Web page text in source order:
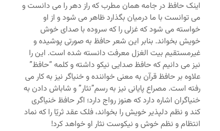
اینک حافظ در جامه همان مطرب که راز دهر را می دانست و
می توانست با ما درمیان بگذارد ظاهر می شود و از او
خواسته می شود که غزلی را که سروده با صدای خوش
خویش بخواند. بنابر این شعر حافظ به صورتی پوشیده و
غیرمستقیم بیت الغزل معرفت دانسته شده است. این را
نیز می دانیم که حافظ صدایی نیکو داشته و کلمه “حافظ”
علاوه بر حافظ قرآن به معنی خواننده و خنیاگر نیز به کار می
رفته است. مصراع پایانی نیز به رسم”نثار” و شاباش دادن به
خنیاگران اشاره دارد که هنوز رواج دارد؛ اگر حافظ خنیاگری
کند و نظم دلپذیر خویش را بخواند، فلک عقد ثریّا را که نماد
انتظام و نظم خوش و نیکوست نثار او خواهد کرد!